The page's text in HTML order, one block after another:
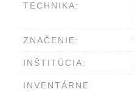
TECHNIKA:
ZNAČENIE:
INŠTITÚCIA:
INVENTÁRNE